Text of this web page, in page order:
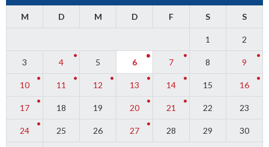
M D M D F S S
1 2
3 4 5 6 7 8 9
10 11 12 13 14 15 16
17 18 19 20 21 22 23
24 25 26 27 28 29 30